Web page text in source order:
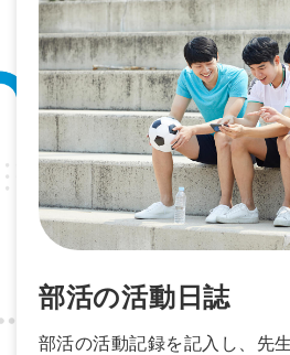
部活の活動日誌
部活の活動記録を記入し、先